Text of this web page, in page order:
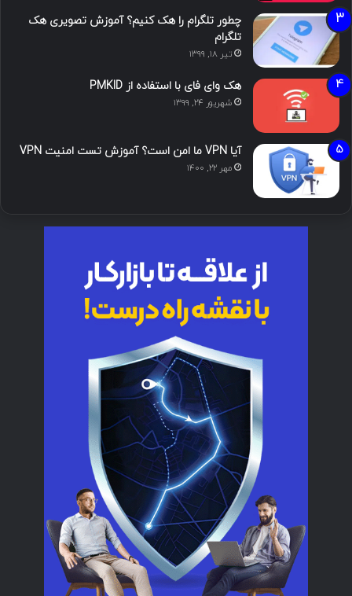
چطور تلگرام را هک کنیم؟ آموزش تصویری هک
تلگرام
تیر ۱۸, ۱۳۹۹
هک وای فای با استفاده از PMKID
شهریور ۲۴, ۱۳۹۹
آیا VPN ما امن است؟ آموزش تست امنیت VPN
مهر ۲۲, ۱۴۰۰